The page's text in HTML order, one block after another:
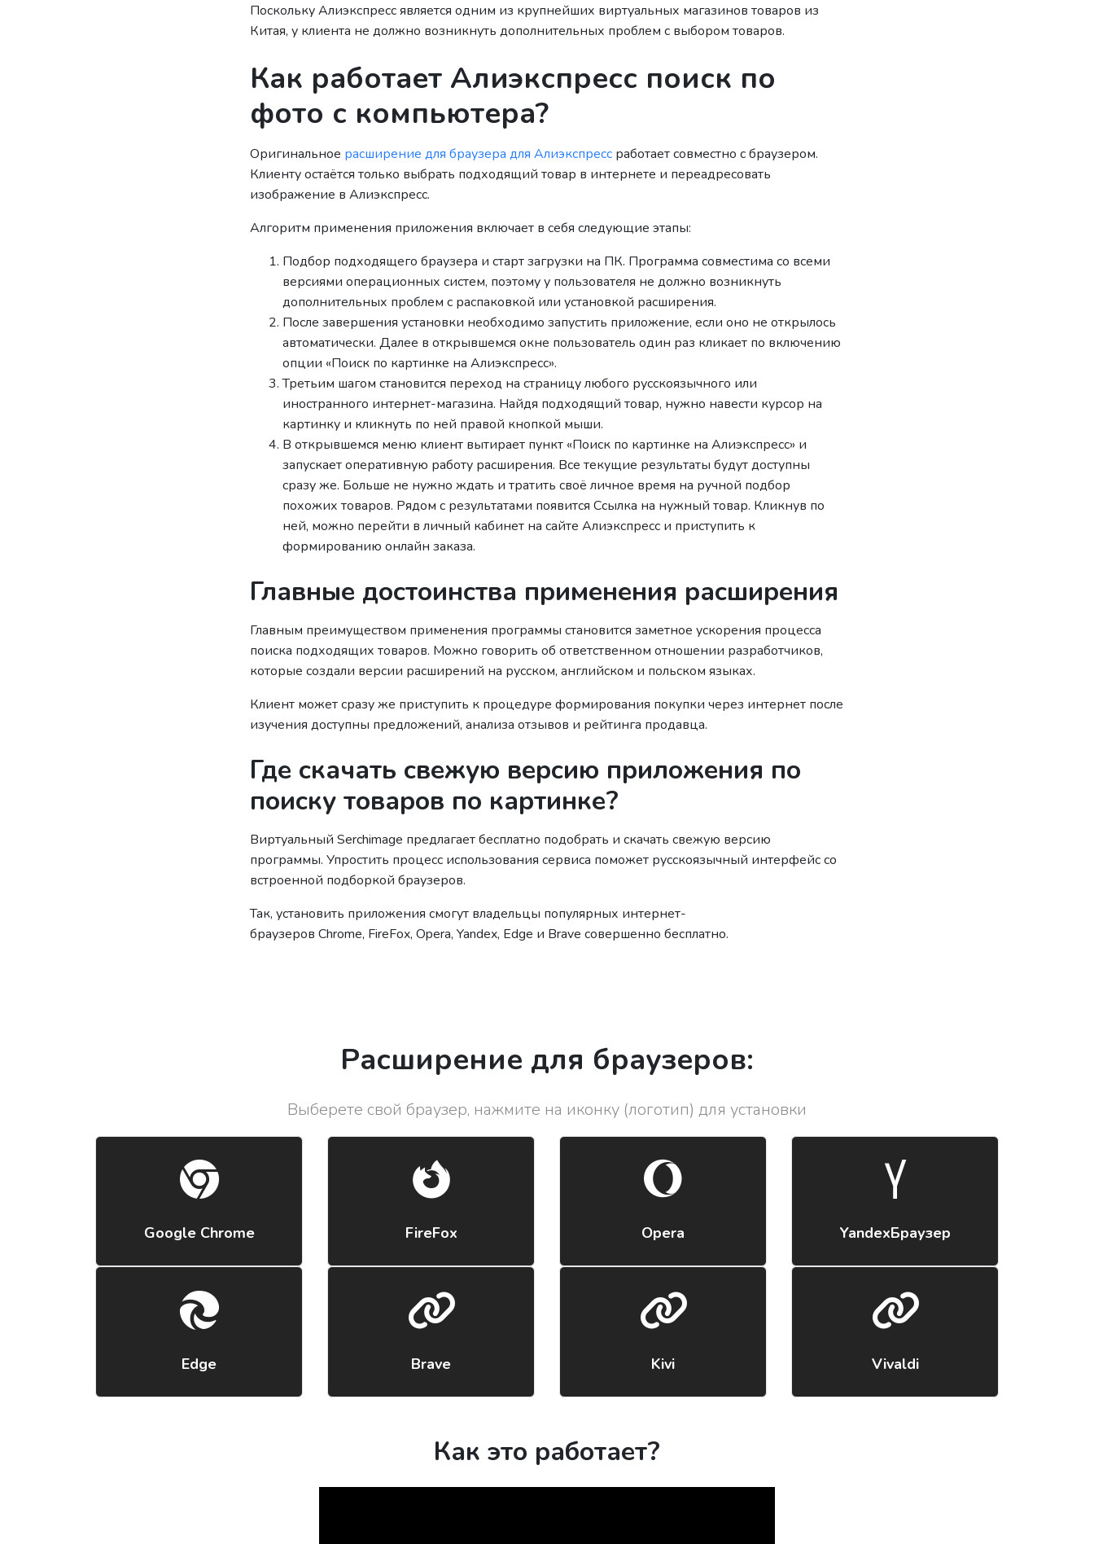
Поскольку Алиэкспресс является одним из крупнейших виртуальных магазинов товаров из
Китая, у клиента не должно возникнуть дополнительных проблем с выбором товаров.
Как работает Алиэкспресс поиск по
фото с компьютера?
Оригинальное расширение для браузера для Алиэкспресс работает совместно с браузером.
Клиенту остаётся только выбрать подходящий товар в интернете и переадресовать
изображение в Алиэкспресс.
Алгоритм применения приложения включает в себя следующие этапы:
Подбор подходящего браузера и старт загрузки на ПК. Программа совместима со всеми
версиями операционных систем, поэтому у пользователя не должно возникнуть
дополнительных проблем с распаковкой или установкой расширения.
После завершения установки необходимо запустить приложение, если оно не открылось
автоматически. Далее в открывшемся окне пользователь один раз кликает по включению
опции «Поиск по картинке на Алиэкспресс».
Третьим шагом становится переход на страницу любого русскоязычного или
иностранного интернет-магазина. Найдя подходящий товар, нужно навести курсор на
картинку и кликнуть по ней правой кнопкой мыши.
В открывшемся меню клиент вытирает пункт «Поиск по картинке на Алиэкспресс» и
запускает оперативную работу расширения. Все текущие результаты будут доступны
сразу же. Больше не нужно ждать и тратить своё личное время на ручной подбор
похожих товаров. Рядом с результатами появится Ссылка на нужный товар. Кликнув по
ней, можно перейти в личный кабинет на сайте Алиэкспресс и приступить к
формированию онлайн заказа.
Главные достоинства применения расширения
Главным преимуществом применения программы становится заметное ускорения процесса
поиска подходящих товаров. Можно говорить об ответственном отношении разработчиков,
которые создали версии расширений на русском, английском и польском языках.
Клиент может сразу же приступить к процедуре формирования покупки через интернет после
изучения доступны предложений, анализа отзывов и рейтинга продавца.
Где скачать свежую версию приложения по
поиску товаров по картинке?
Виртуальный Serchimage предлагает бесплатно подобрать и скачать свежую версию
программы. Упростить процесс использования сервиса поможет русскоязычный интерфейс со
встроенной подборкой браузеров.
Так, установить приложения смогут владельцы популярных интернет-
браузеров Chrome, FireFox, Opera, Yandex, Edge и Brave совершенно бесплатно.
Расширение для браузеров:
Выберете свой браузер, нажмите на иконку (логотип) для установки
Google Chrome FireFox Opera YandexБраузер
Edge Brave Kivi Vivaldi
Как это работает?